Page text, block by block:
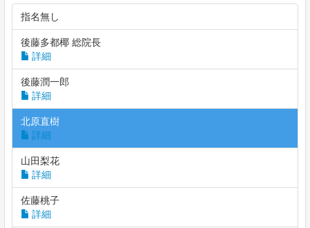
指名無し
後藤多都椰 総院長
詳細
後藤潤一郎
詳細
北原直樹
詳細
山田梨花
詳細
佐藤桃子
詳細